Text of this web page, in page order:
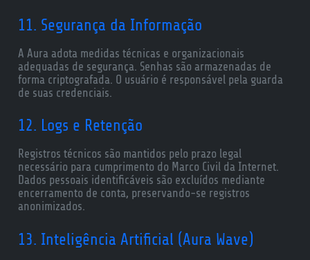
11. Segurança da Informação
A Aura adota medidas técnicas e organizacionais
adequadas de segurança. Senhas são armazenadas de
forma criptografada. O usuário é responsável pela guarda
de suas credenciais.
12. Logs e Retenção
Registros técnicos são mantidos pelo prazo legal
necessário para cumprimento do Marco Civil da Internet.
Dados pessoais identificáveis são excluídos mediante
encerramento de conta, preservando-se registros
anonimizados.
13. Inteligência Artificial (Aura Wave)